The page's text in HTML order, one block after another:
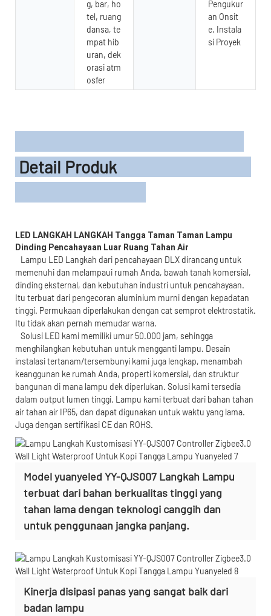
g, bar, ho
tel, ruang
dansa, te
mpat hib
uran, dek
orasi atm
osfer
Pengukur
an Onsit
e, Instala
si Proyek
Detail Produk
LED LANGKAH LANGKAH Tangga Taman Taman Lampu
Lampu LED Langkah dari pencahayaan DLX dirancang untuk
memenuhi dan melampaui rumah Anda, bawah tanah komersial,
dinding eksternal, dan kebutuhan industri untuk pencahayaan.
Itu terbuat dari pengecoran aluminium murni dengan kepadatan
tinggi. Permukaan diperlakukan dengan cat semprot elektrostatik.
Itu tidak akan pernah memudar warna.
Solusi LED kami memiliki umur 50.000 jam, sehingga
menghilangkan kebutuhan untuk mengganti lampu. Desain
instalasi tertanam/tersembunyi kami juga lengkap, menambah
keanggunan ke rumah Anda, properti komersial, dan struktur
bangunan di mana lampu dek diperlukan. Solusi kami tersedia
dalam output lumen tinggi. Lampu kami terbuat dari bahan tahan
air tahan air IP65, dan dapat digunakan untuk waktu yang lama.
Juga dengan sertifikasi CE dan ROHS.
Model yuanyeled YY-QJS007 Langkah Lampu
terbuat dari bahan berkualitas tinggi yang
tahan lama dengan teknologi canggih dan
untuk penggunaan jangka panjang.
Kinerja disipasi panas yang sangat baik dari
badan lampu